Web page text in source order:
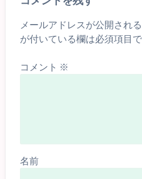
メールアドレスが公開され
が付いている欄は必須項目
コメント ※
名前